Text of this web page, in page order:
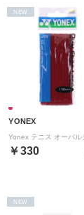
YONEX
￥330
NEW
NEW